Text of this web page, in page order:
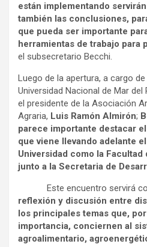
están implementando
también las conclusiones,
que pueda ser importante
herramientas de trabajo para
el subsecretario Becchi.
Luego de la apertura, a cargo de
Universidad Nacional de Mar del
el presidente de la Asociación
Agraria, Luis Ramón Almirón;
parece importante destacar
que viene llevando adelante
Universidad como la
junto a la Secretaria de
Este encuentro servirá
reflexión y discusión entre
los principales temas que,
importancia, conciernen al
agroalimentario,